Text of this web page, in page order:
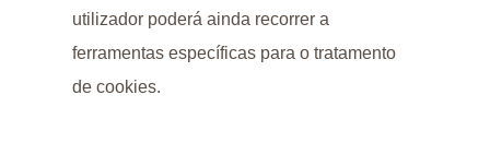
utilizador poderá ainda recorrer a
ferramentas específicas para o tratamento
de cookies.